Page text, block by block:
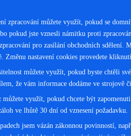
zpracování můžete využít, pokud se
pokud jste vznesli námitku proti
pro zasílání obchodních sdělení.
Změnu nastavení cookies provedete
můžete využít, pokud byste chtěli
že vám informace dodáme ve strojově
můžete využít, pokud chcete být
ve lhůtě 30 dní od vznesení požadavku.
jsem vázán zákonnou povinností,